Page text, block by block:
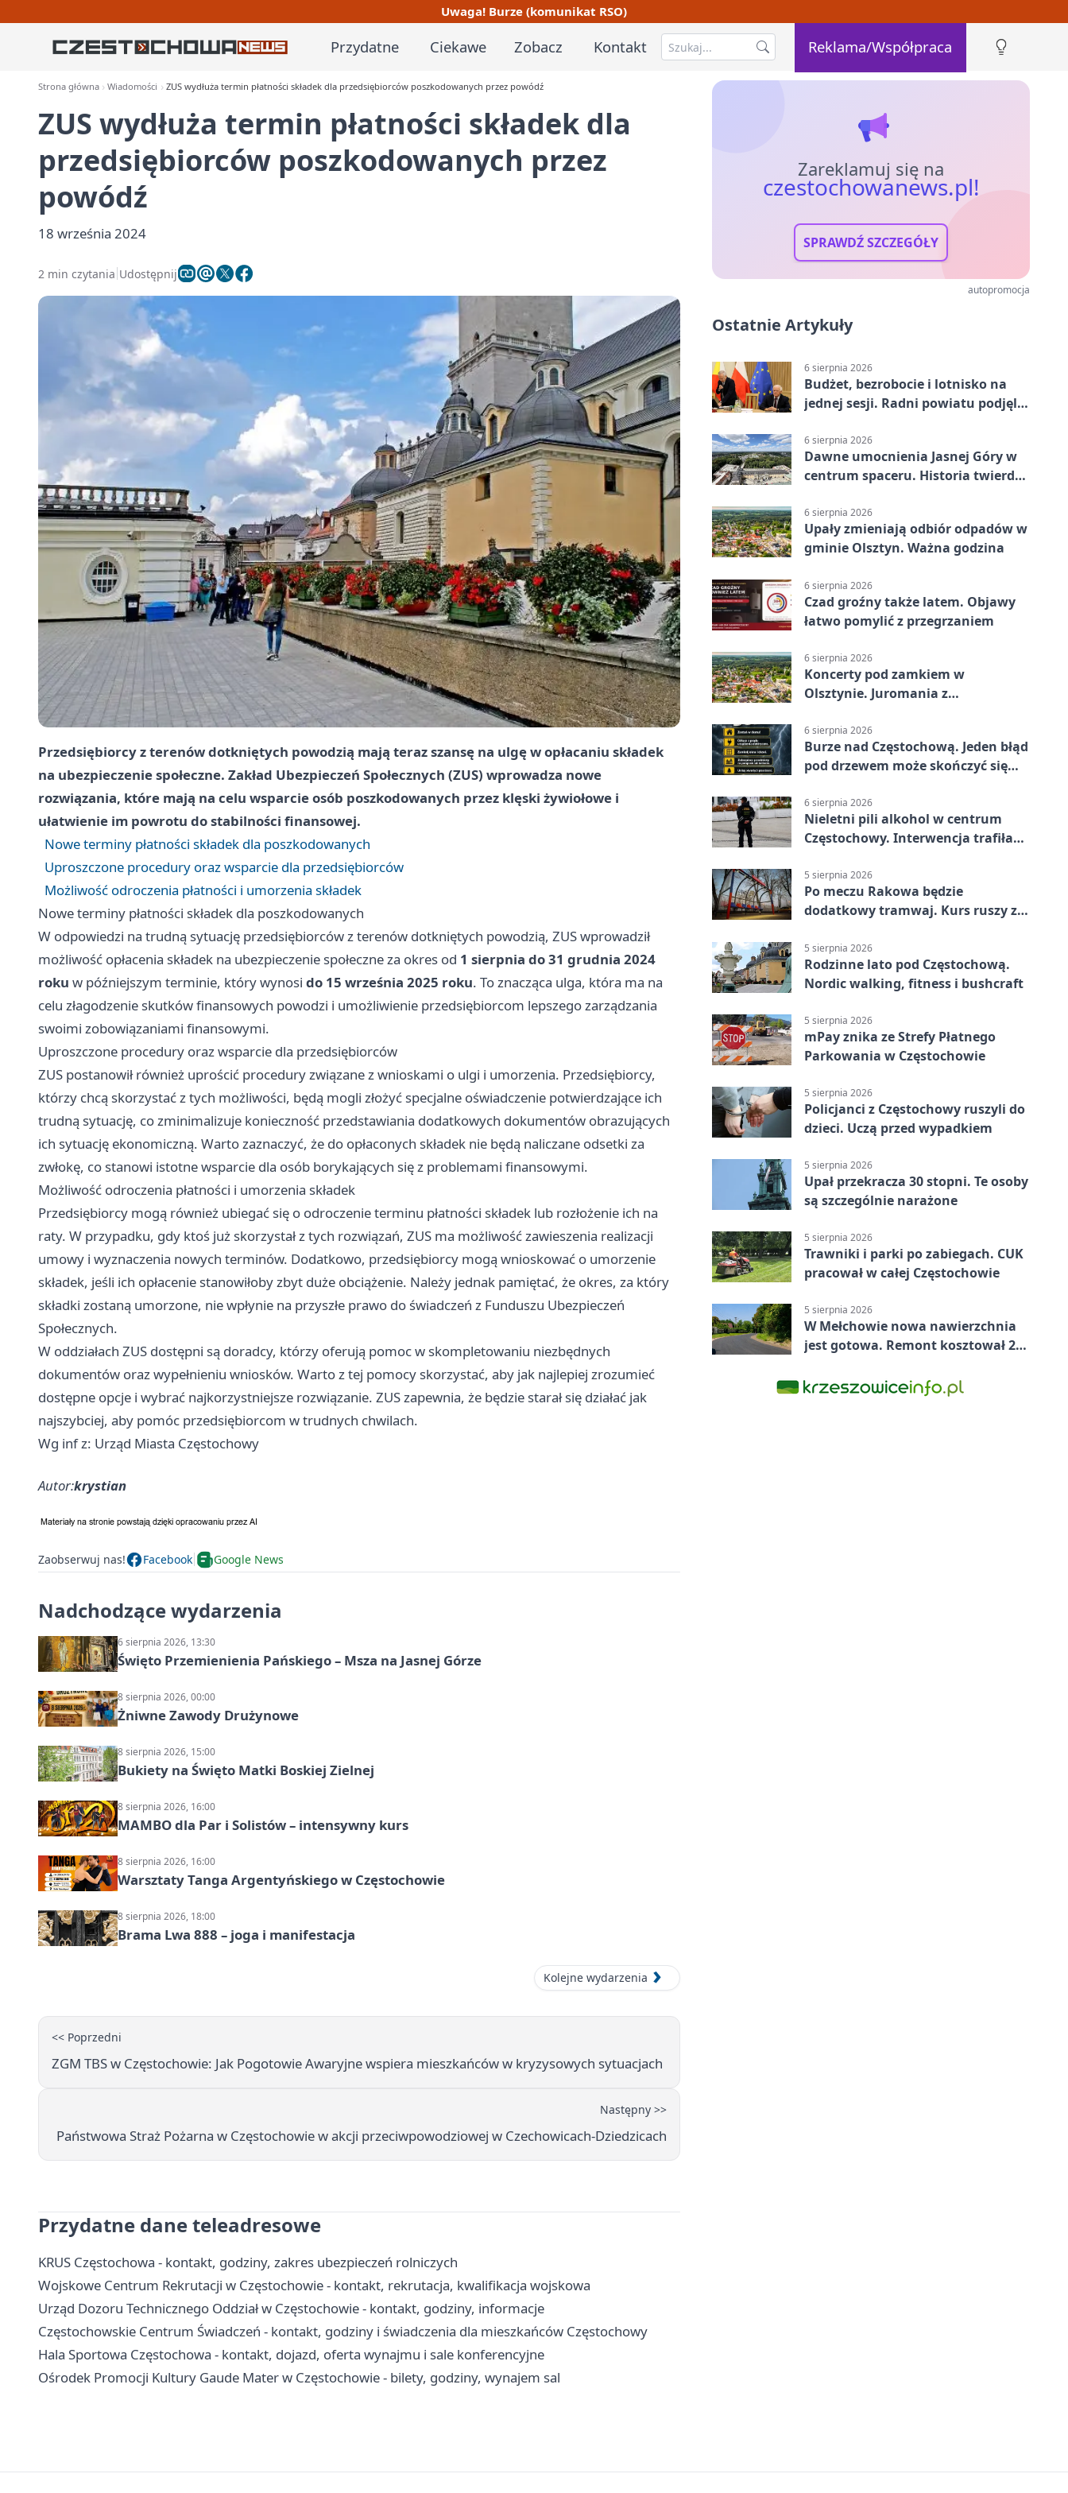
Uwaga! Burze (komunikat RSO)
Przydatne Ciekawe Zobacz Kontakt Reklama/Współpraca
Strona główna Wiadomości ZUS wydłuża termin płatności składek dla przedsiębiorców poszkodowanych przez powódź
ZUS wydłuża termin płatności składek dla
przedsiębiorców poszkodowanych przez
powódź
18 września 2024
2 min czytania Udostępnij
Przedsiębiorcy z terenów dotkniętych powodzią mają teraz szansę na ulgę w opłacaniu składek
na ubezpieczenie społeczne. Zakład Ubezpieczeń Społecznych (ZUS) wprowadza nowe
rozwiązania, które mają na celu wsparcie osób poszkodowanych przez klęski żywiołowe i
ułatwienie im powrotu do stabilności finansowej.
Nowe terminy płatności składek dla poszkodowanych
Uproszczone procedury oraz wsparcie dla przedsiębiorców
Możliwość odroczenia płatności i umorzenia składek
Nowe terminy płatności składek dla poszkodowanych
W odpowiedzi na trudną sytuację przedsiębiorców z terenów dotkniętych powodzią, ZUS wprowadził
możliwość opłacenia składek na ubezpieczenie społeczne za okres od 1 sierpnia do 31 grudnia 2024
roku w późniejszym terminie, który wynosi do 15 września 2025 roku. To znacząca ulga, która ma na
celu złagodzenie skutków finansowych powodzi i umożliwienie przedsiębiorcom lepszego zarządzania
swoimi zobowiązaniami finansowymi.
Uproszczone procedury oraz wsparcie dla przedsiębiorców
ZUS postanowił również uprościć procedury związane z wnioskami o ulgi i umorzenia. Przedsiębiorcy,
którzy chcą skorzystać z tych możliwości, będą mogli złożyć specjalne oświadczenie potwierdzające ich
trudną sytuację, co zminimalizuje konieczność przedstawiania dodatkowych dokumentów obrazujących
ich sytuację ekonomiczną. Warto zaznaczyć, że do opłaconych składek nie będą naliczane odsetki za
zwłokę, co stanowi istotne wsparcie dla osób borykających się z problemami finansowymi.
Możliwość odroczenia płatności i umorzenia składek
Przedsiębiorcy mogą również ubiegać się o odroczenie terminu płatności składek lub rozłożenie ich na
raty. W przypadku, gdy ktoś już skorzystał z tych rozwiązań, ZUS ma możliwość zawieszenia realizacji
umowy i wyznaczenia nowych terminów. Dodatkowo, przedsiębiorcy mogą wnioskować o umorzenie
składek, jeśli ich opłacenie stanowiłoby zbyt duże obciążenie. Należy jednak pamiętać, że okres, za który
składki zostaną umorzone, nie wpłynie na przyszłe prawo do świadczeń z Funduszu Ubezpieczeń
Społecznych.
W oddziałach ZUS dostępni są doradcy, którzy oferują pomoc w skompletowaniu niezbędnych
dokumentów oraz wypełnieniu wniosków. Warto z tej pomocy skorzystać, aby jak najlepiej zrozumieć
dostępne opcje i wybrać najkorzystniejsze rozwiązanie. ZUS zapewnia, że będzie starał się działać jak
najszybciej, aby pomóc przedsiębiorcom w trudnych chwilach.
Wg inf z: Urząd Miasta Częstochowy
Autor:krystian
Zaobserwuj nas! Facebook Google News
Nadchodzące wydarzenia
6 sierpnia 2026, 13:30
Święto Przemienienia Pańskiego – Msza na Jasnej Górze
8 sierpnia 2026, 00:00
Żniwne Zawody Drużynowe
8 sierpnia 2026, 15:00
Bukiety na Święto Matki Boskiej Zielnej
8 sierpnia 2026, 16:00
MAMBO dla Par i Solistów – intensywny kurs
8 sierpnia 2026, 16:00
Warsztaty Tanga Argentyńskiego w Częstochowie
8 sierpnia 2026, 18:00
Brama Lwa 888 – joga i manifestacja
Kolejne wydarzenia
<< Poprzedni
ZGM TBS w Częstochowie: Jak Pogotowie Awaryjne wspiera mieszkańców w kryzysowych sytuacjach
Następny >>
Państwowa Straż Pożarna w Częstochowie w akcji przeciwpowodziowej w Czechowicach-Dziedzicach
Przydatne dane teleadresowe
KRUS Częstochowa - kontakt, godziny, zakres ubezpieczeń rolniczych
Wojskowe Centrum Rekrutacji w Częstochowie - kontakt, rekrutacja, kwalifikacja wojskowa
Urząd Dozoru Technicznego Oddział w Częstochowie - kontakt, godziny, informacje
Częstochowskie Centrum Świadczeń - kontakt, godziny i świadczenia dla mieszkańców Częstochowy
Hala Sportowa Częstochowa - kontakt, dojazd, oferta wynajmu i sale konferencyjne
Ośrodek Promocji Kultury Gaude Mater w Częstochowie - bilety, godziny, wynajem sal
Zareklamuj się na
czestochowanews.pl!
SPRAWDŹ SZCZEGÓŁY
autopromocja
Ostatnie Artykuły
6 sierpnia 2026
Budżet, bezrobocie i lotnisko na
jednej sesji. Radni powiatu podjęli
6 sierpnia 2026
Dawne umocnienia Jasnej Góry w
centrum spaceru. Historia twierdzy
6 sierpnia 2026
Upały zmieniają odbiór odpadów w
gminie Olsztyn. Ważna godzina
6 sierpnia 2026
Czad groźny także latem. Objawy
łatwo pomylić z przegrzaniem
6 sierpnia 2026
Koncerty pod zamkiem w
Olsztynie. Juromania z
6 sierpnia 2026
Burze nad Częstochową. Jeden błąd
pod drzewem może skończyć się
6 sierpnia 2026
Nieletni pili alkohol w centrum
Częstochowy. Interwencja trafiła
5 sierpnia 2026
Po meczu Rakowa będzie
dodatkowy tramwaj. Kurs ruszy ze
5 sierpnia 2026
Rodzinne lato pod Częstochową.
Nordic walking, fitness i bushcraft
5 sierpnia 2026
mPay znika ze Strefy Płatnego
Parkowania w Częstochowie
5 sierpnia 2026
Policjanci z Częstochowy ruszyli do
dzieci. Uczą przed wypadkiem
5 sierpnia 2026
Upał przekracza 30 stopni. Te osoby
są szczególnie narażone
5 sierpnia 2026
Trawniki i parki po zabiegach. CUK
pracował w całej Częstochowie
5 sierpnia 2026
W Mełchowie nowa nawierzchnia
jest gotowa. Remont kosztował 222